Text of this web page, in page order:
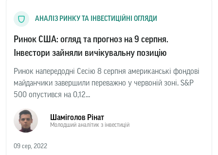
АНАЛІЗ РИНКУ ТА ІНВЕСТИЦІЙНІ ОГЛЯДИ
Ринок США: огляд та прогноз на 9 серпня.
Інвестори зайняли вичікувальну позицію
Ринок напередодні Сесію 8 серпня американські фондові
майданчики завершили переважно у червоній зоні. S&P
500 опустився на 0,12...
Шаміголов Рінат
Молодший аналітик з інвестицій
09 сер, 2022